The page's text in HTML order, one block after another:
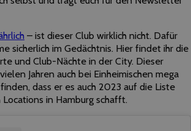
– ist dieser Club wirklich nicht. Dafür
sicherlich im Gedächtnis. Hier findet ihr die
und Club-Nächte in der City. Dieser
Jahren auch bei Einheimischen mega
dass er es auch 2023 auf die Liste
in Hamburg schafft.